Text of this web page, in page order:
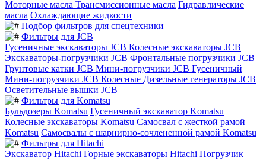
Моторные масла Трансмиссионные масла Гидравлические
масла Охлаждающие жидкости
Подбор фильтров для спецтехники
Фильтры для JCB
Гусеничные экскаваторы JCB Колесные экскаваторы JCB
Экскаваторы-погрузчики JCB Фронтальные погрузчики JCB
Грунтовые катки JCB Мини-погрузчики JCB Гусеничный
Мини-погрузчики JCB Колесные Дизельные генераторы JCB
Осветительные вышки JCB
Фильтры для Komatsu
Бульдозеры Komatsu Гусеничный экскаватор Komatsu
Колесные экскаваторы Komatsu Самосвал с жесткой рамой
Komatsu Самосвалы с шарнирно-сочлененной рамой Komatsu
Фильтры для Hitachi
Экскаватор Hitachi Горные экскаваторы Hitachi Погрузчик